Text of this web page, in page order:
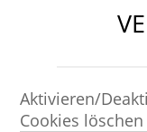
Aktivieren/
Cookies löschen